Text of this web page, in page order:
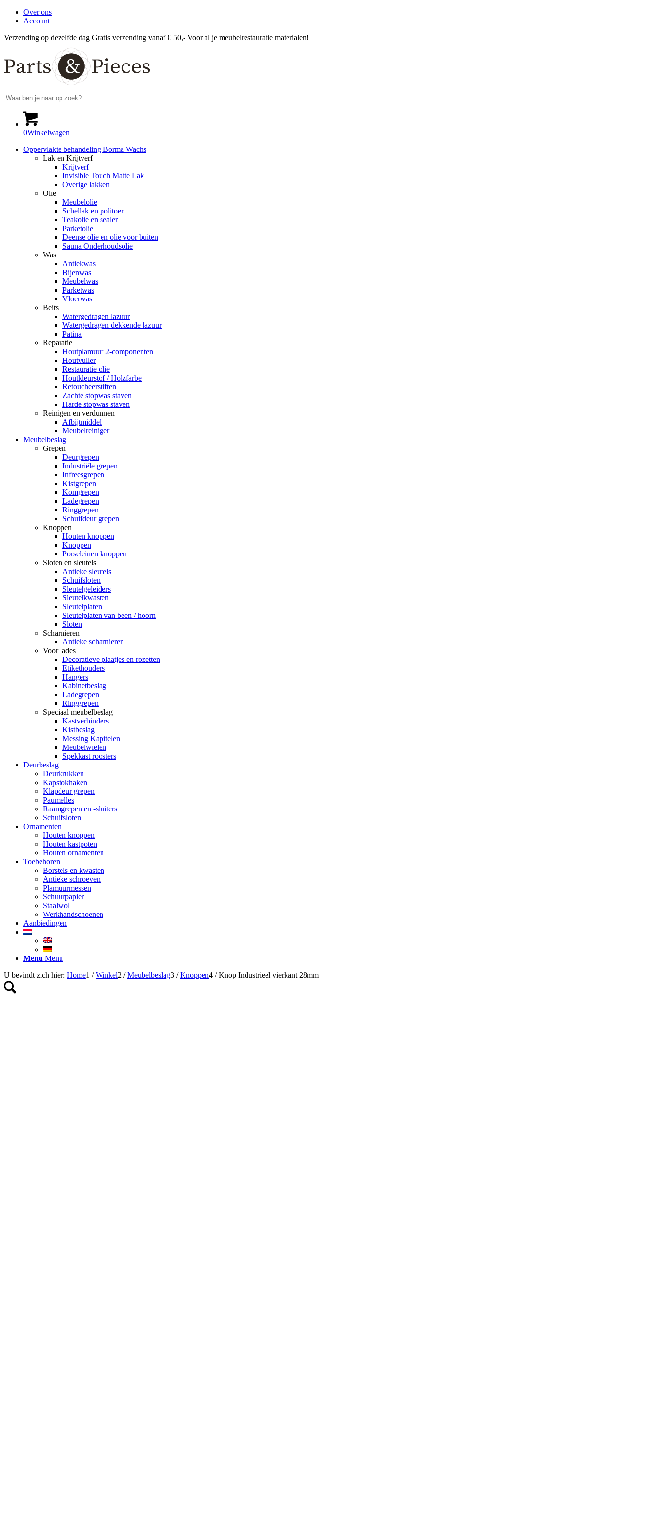
Over ons
Account
Verzending op dezelfde dag Gratis verzending vanaf € 50,- Voor al je meubelrestauratie materialen!
0Winkelwagen
Oppervlakte behandeling Borma Wachs
Lak en Krijtverf
Krijtverf
Invisible Touch Matte Lak
Overige lakken
Olie
Meubelolie
Schellak en politoer
Teakolie en sealer
Parketolie
Deense olie en olie voor buiten
Sauna Onderhoudsolie
Was
Antiekwas
Bijenwas
Meubelwas
Parketwas
Vloerwas
Beits
Watergedragen lazuur
Watergedragen dekkende lazuur
Patina
Reparatie
Houtplamuur 2-componenten
Houtvuller
Restauratie olie
Houtkleurstof / Holzfarbe
Retoucheerstiften
Zachte stopwas staven
Harde stopwas staven
Reinigen en verdunnen
Afbijtmiddel
Meubelreiniger
Meubelbeslag
Grepen
Deurgrepen
Industriële grepen
Infreesgrepen
Kistgrepen
Komgrepen
Ladegrepen
Ringgrepen
Schuifdeur grepen
Knoppen
Houten knoppen
Knoppen
Porseleinen knoppen
Sloten en sleutels
Antieke sleutels
Schuifsloten
Sleutelgeleiders
Sleutelkwasten
Sleutelplaten
Sleutelplaten van been / hoorn
Sloten
Scharnieren
Antieke scharnieren
Voor lades
Decoratieve plaatjes en rozetten
Etikethouders
Hangers
Kabinetbeslag
Ladegrepen
Ringgrepen
Speciaal meubelbeslag
Kastverbinders
Kistbeslag
Messing Kapitelen
Meubelwielen
Spekkast roosters
Deurbeslag
Deurkrukken
Kapstokhaken
Klapdeur grepen
Paumelles
Raamgrepen en -sluiters
Schuifsloten
Ornamenten
Houten knoppen
Houten kastpoten
Houten ornamenten
Toebehoren
Borstels en kwasten
Antieke schroeven
Plamuurmessen
Schuurpapier
Staalwol
Werkhandschoenen
Aanbiedingen
Menu Menu
U bevindt zich hier: Home1 / Winkel2 / Meubelbeslag3 / Knoppen4 / Knop Industrieel vierkant 28mm